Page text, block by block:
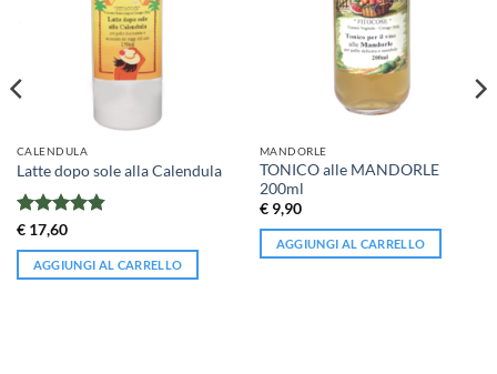
CALENDULA
Latte dopo sole alla Calendula
Valutato
4.82su 5
€17,60
AGGIUNGI AL CARRELLO
MANDORLE
TONICO alle MANDORLE
200ml
€9,90
AGGIUNGI AL CARRELLO